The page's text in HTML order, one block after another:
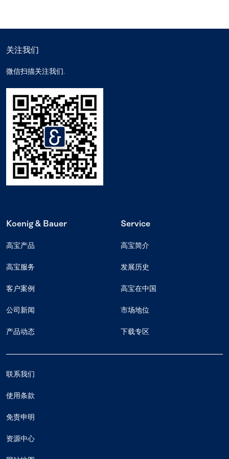
关注我们
微信扫描关注我们.
Koenig & Bauer
高宝产品
高宝服务
客户案例
公司新闻
产品动态
Service
高宝简介
发展历史
高宝在中国
市场地位
下载专区
联系我们
使用条款
免责申明
资源中心